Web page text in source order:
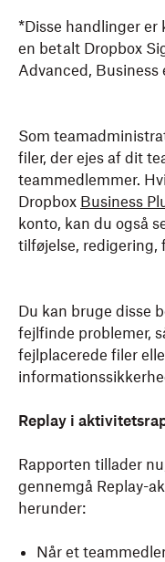
*Disse handlinger
en betalt Dropbox
Advanced, Business
Som
filer, der ejes af dit
teammedlemmer.
Dropbox Business
konto, kan du også
tilføjelse, redigering,
Du kan bruge disse
fejlfinde problemer,
fejlplacerede filer
Replay i
Rapporten tillader
gennemgå Replay-
herunder:
Når et